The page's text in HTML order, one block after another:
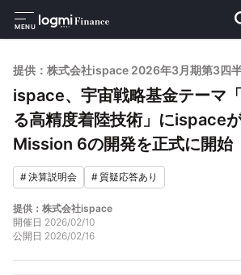
MENU
提供：株式会社ispace 2026年3月期第3四
ispace、宇宙戦略基金テーマ
る高精度着陸技術」にispace
Mission 6の開発を正式に開始
#決算説明会 #質疑応答あり
提供：株式会社ispace
開催日 2026/02/10
公開日 2026/02/16